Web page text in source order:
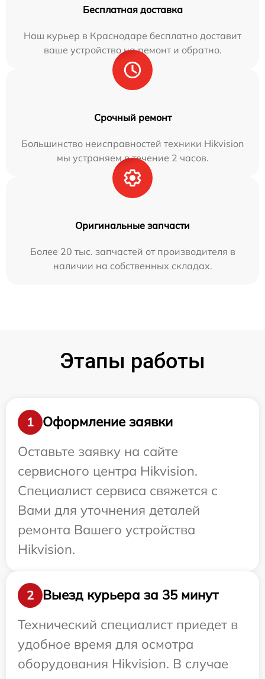
Бесплатная доставка
Наш курьер в Краснодаре бесплатно доставит
ваше устройство на ремонт и обратно.
Срочный ремонт
Большинство неисправностей техники Hikvision
мы устраняем в течение 2 часов.
Оригинальные запчасти
Более 20 тыс. запчастей от производителя в
наличии на собственных складах.
Этапы работы
1
Оформление заявки
Оставьте заявку на сайте
сервисного центра Hikvision.
Специалист сервиса свяжется с
Вами для уточнения деталей
ремонта Вашего устройства
Hikvision.
2
Выезд курьера за 35 минут
Технический специалист приедет в
удобное время для осмотра
оборудования Hikvision. В случае